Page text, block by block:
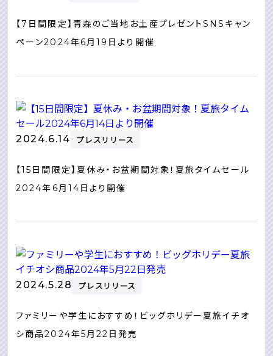
【7日間限定】青森のご当地お土産プレゼントSNSキャン
ペーン2024年6月19日より開催
2024.6.14 プレスリリース
【15日間限定】夏休み・お盆期間対象！夏旅タイムセール
2024年6月14日より開催
2024.5.28 プレスリリース
ファミリーや学生におすすめ！ビッグホリデー夏旅イチオ
シ商品2024年5月22日発売